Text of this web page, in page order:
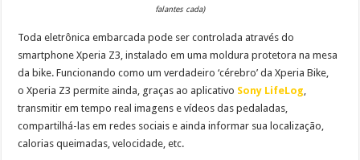
falantes cada)
Toda eletrônica embarcada pode ser controlada através do
smartphone Xperia Z3, instalado em uma moldura protetora na mesa
da bike. Funcionando como um verdadeiro ‘cérebro’ da Xperia Bike,
o Xperia Z3 permite ainda, graças ao aplicativo Sony LifeLog
transmitir em tempo real imagens e vídeos das pedaladas,
compartilhá-las em redes sociais e ainda informar sua localização,
calorias queimadas, velocidade, etc.